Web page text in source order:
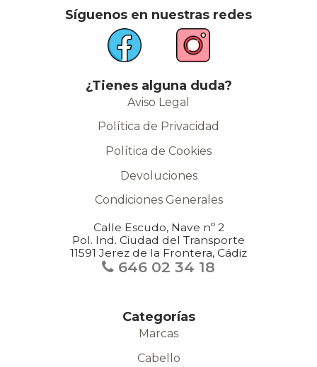
Síguenos en nuestras redes
¿Tienes alguna duda?
Aviso Legal
Política de Privacidad
Política de Cookies
Devoluciones
Condiciones Generales
Calle Escudo, Nave nº 2
Pol. Ind. Ciudad del Transporte
11591 Jerez de la Frontera, Cádiz
646 02 34 18
Categorías
Marcas
Cabello